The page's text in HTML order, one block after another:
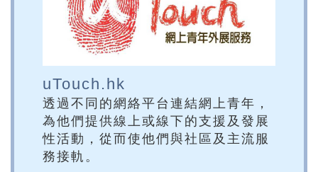
uTouch.hk
透過不同的網絡平台連結網上青年，
為他們提供線上或線下的支援及發展
性活動，從而使他們與社區及主流服
務接軌。